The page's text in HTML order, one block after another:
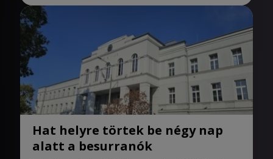
Hat helyre törtek be négy nap
alatt a besurranók